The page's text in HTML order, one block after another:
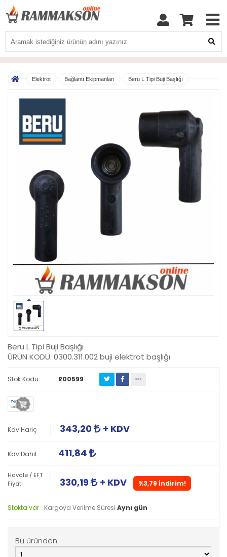
Elektrot Bağlantı Ekipmanları Beru L Tipi Buji Başlığı
Beru L Tipi Buji Başlığı
ÜRÜN KODU: 0300.311.002 buji elektrot başlığı
Stok Kodu R00599
Yeni
Ürün
Kdv Hariç 343,20 + KDV
Kdv Dahil 411,84
Havale / EFT
Fiyatı
330,19 + KDV %3,79 İndirim!
Stokta var Kargoya Verilme Süresi Aynı gün
Bu üründen